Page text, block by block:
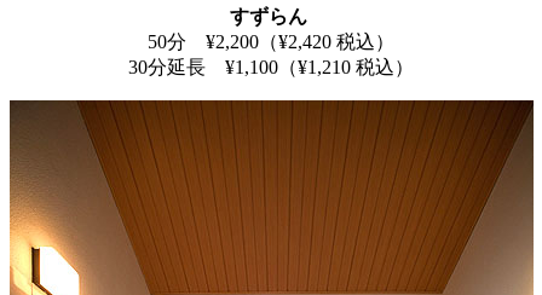
すずらん
50分 ¥2,200（¥2,420 税込）
30分延長 ¥1,100（¥1,210 税込）